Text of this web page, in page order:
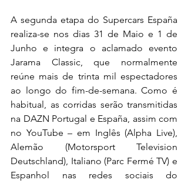
A segunda etapa do Supercars España
realiza-se nos dias 31 de Maio e 1 de
Junho e integra o aclamado evento
Jarama Classic, que normalmente
reúne mais de trinta mil espectadores
ao longo do fim-de-semana. Como é
habitual, as corridas serão transmitidas
na DAZN Portugal e España, assim com
no YouTube – em Inglês (Alpha Live),
Alemão (Motorsport Television
Deutschland), Italiano (Parc Fermé TV) e
Espanhol nas redes sociais do